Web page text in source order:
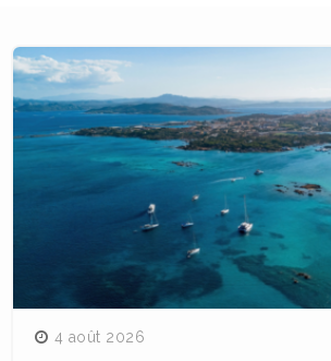
4 août 2026
Navigation
des
articles